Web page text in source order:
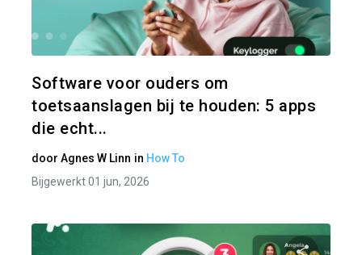
Software voor ouders om
toetsaanslagen bij te houden: 5 apps
die echt...
door Agnes W Linn in How To
Bijgewerkt 01 jun, 2026